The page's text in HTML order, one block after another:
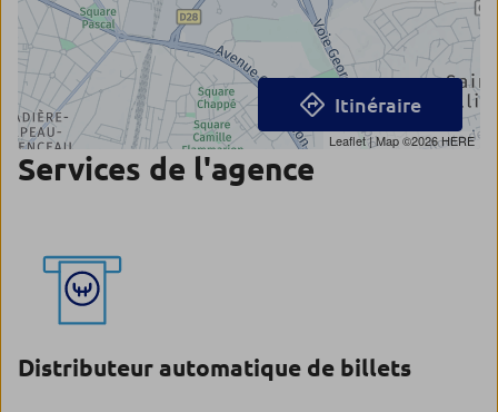
Leaflet| Map ©2026HERE
Itinéraire
Services de l'agence
Distributeur automatique de billets